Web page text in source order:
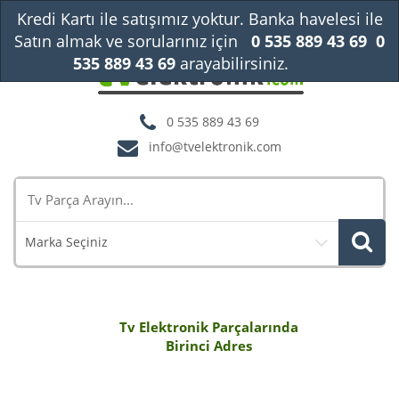
0 535 889 43 69
info@tvelektronik.com
Marka Seçiniz
Tv Elektronik Parçalarında
Birinci Adres
Kredi Kartı ile satışımız yoktur. Banka havelesi ile
Satın almak ve sorularınız için
0 535 889 43 69 0
535 889 43 69arayabilirsiniz.